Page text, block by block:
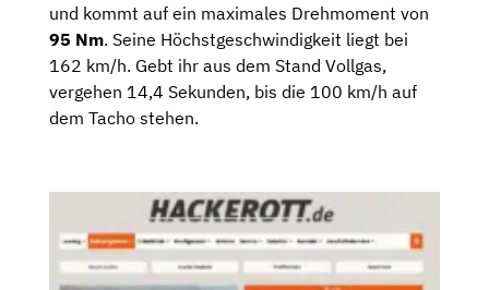
und kommt auf ein maximales Drehmoment von
95 Nm. Seine Höchstgeschwindigkeit liegt bei
162 km/h. Gebt ihr aus dem Stand Vollgas,
vergehen 14,4 Sekunden, bis die 100 km/h auf
dem Tacho stehen.